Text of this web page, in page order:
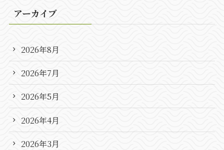
アーカイブ
2026年8月
2026年7月
2026年5月
2026年4月
2026年3月